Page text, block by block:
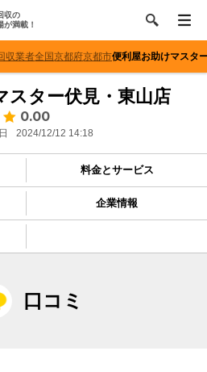
収の
が満載！
収業者全国京都府京都市便利屋お助けマスタ
スター伏見・東山店
0.00
2024/12/12 14:18
料金とサービス
企業情報
口コミ